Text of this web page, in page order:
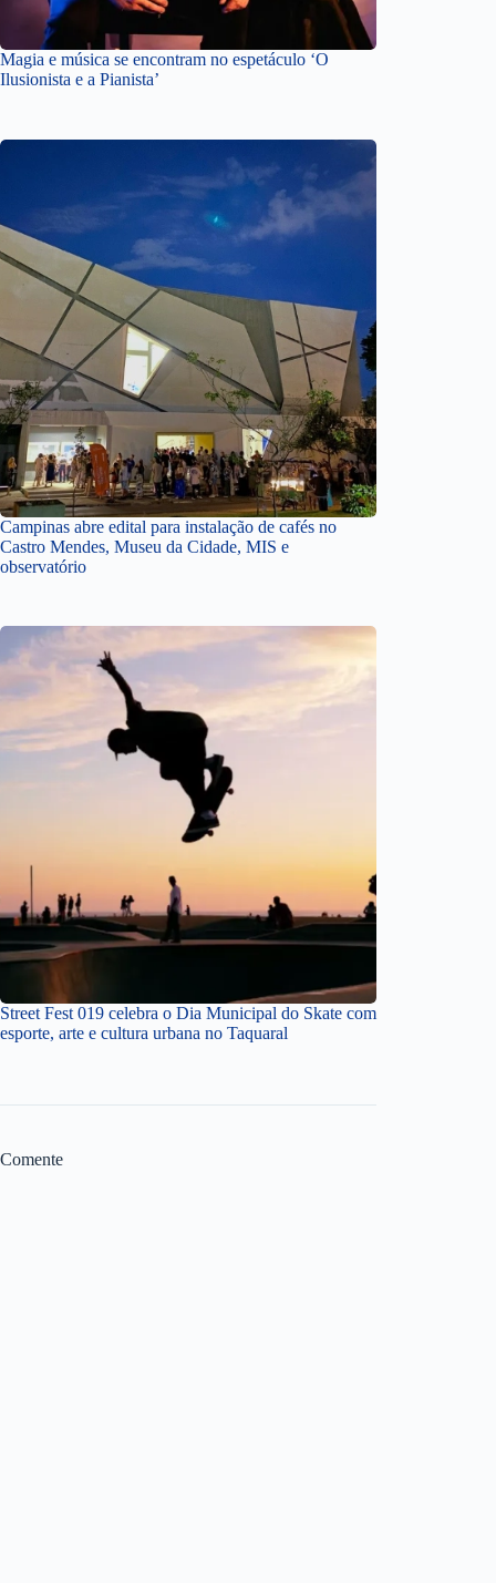
Magia e música se encontram no espetáculo ‘O
Ilusionista e a Pianista’
Campinas abre edital para instalação de cafés no
Castro Mendes, Museu da Cidade, MIS e
observatório
Street Fest 019 celebra o Dia Municipal do Skate com
esporte, arte e cultura urbana no Taquaral
Comente